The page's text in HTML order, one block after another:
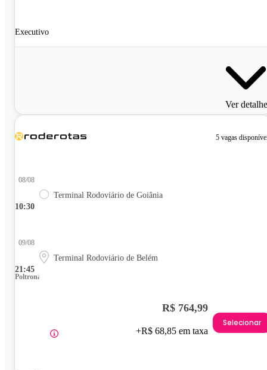
Executivo
Ver
5 vagas
10:30
08/08
Terminal Rodoviário de Goiânia
21:45
09/08
Terminal Rodoviário de Belém
Poltrona
R$ 764,99
+R$ 68,85 em taxa
Selecionar